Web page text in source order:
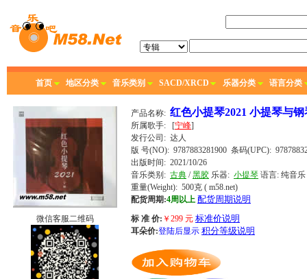
首页 地区分类 音乐类别 SACD/XRCD 乐器分类 语言分类
产品名称: 红色小提琴2021 小提琴与
所属歌手: [宁峰]
发行公司: 达人
版 号(NO): 9787883281900 条码(UPC):
出版时间: 2021/10/26
音乐类别: 古典 /黑胶 乐器: 小提琴 语言: 纯音乐
重量(Weight): 500克 ( m58.net)
配货周期:4周以上 配货周期说明
标 准 价: ￥ 299 元 标准价说明
耳朵价:登陆后显示 积分等级说明
微信客服二维码